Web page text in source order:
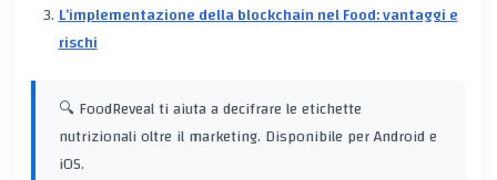
L’implementazione della blockchain nel Food: vantaggi e
rischi
🔍 FoodReveal ti aiuta a decifrare le etichette
nutrizionali oltre il marketing. Disponibile per Android e
iOS.